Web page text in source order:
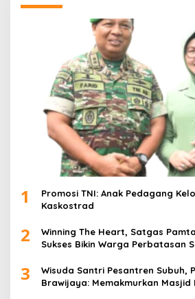
1
Promosi TNI: Anak Pedagang
Kaskostrad
2
Winning The Heart, Satgas
Sukses Bikin Warga Perbatasan
3
Wisuda Santri Pesantren Subuh,
Brawijaya: Memakmurkan Masjid